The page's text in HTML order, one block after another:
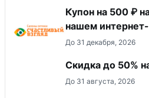
Купон на 500 ₽
нашем
До 31 декабря, 2026
Скидка до 50%
До 31 августа, 2026